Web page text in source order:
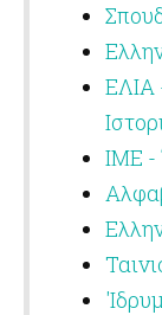
ΕΛΙΑ
ΙΜΕ -